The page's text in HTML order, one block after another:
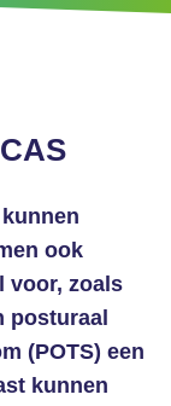
ook
voor, zoals
posturaal
(POTS) een
kunnen